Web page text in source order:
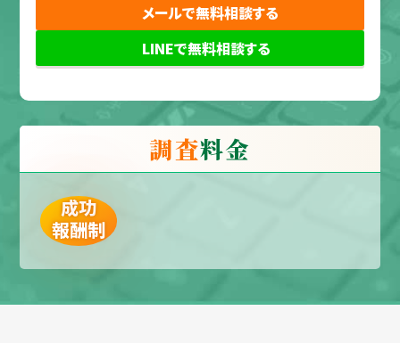
メールで無料相談する
LINEで無料相談する
調査料金
成功
報酬制